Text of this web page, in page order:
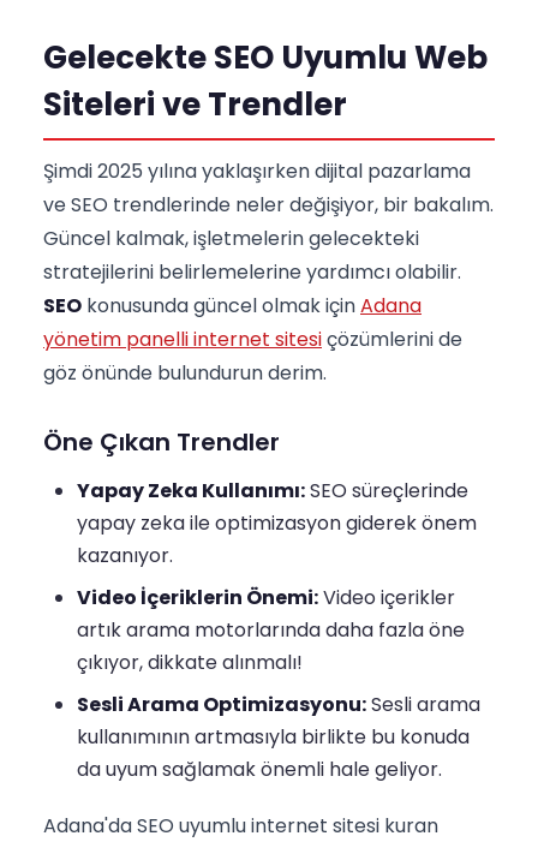
Gelecekte SEO Uyumlu Web
Siteleri ve Trendler
Şimdi 2025 yılına yaklaşırken dijital pazarlama
ve SEO trendlerinde neler değişiyor, bir bakalım.
Güncel kalmak, işletmelerin gelecekteki
stratejilerini belirlemelerine yardımcı olabilir.
SEO konusunda güncel olmak içinAdana
yönetim panelli internet sitesiçözümlerini de
göz önünde bulundurun derim.
Öne Çıkan Trendler
Yapay Zeka Kullanımı:SEO süreçlerinde
yapay zeka ile optimizasyon giderek önem
kazanıyor.
Video İçeriklerin Önemi:Video içerikler
artık arama motorlarında daha fazla öne
çıkıyor, dikkate alınmalı!
Sesli Arama Optimizasyonu:Sesli arama
kullanımının artmasıyla birlikte bu konuda
da uyum sağlamak önemli hale geliyor.
Adana'da SEO uyumlu internet sitesi kuran